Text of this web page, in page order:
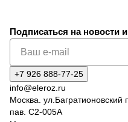
Подписаться на новости
+7 926 888-77-25
info@eleroz.ru
Москва.
пав. C2-005A